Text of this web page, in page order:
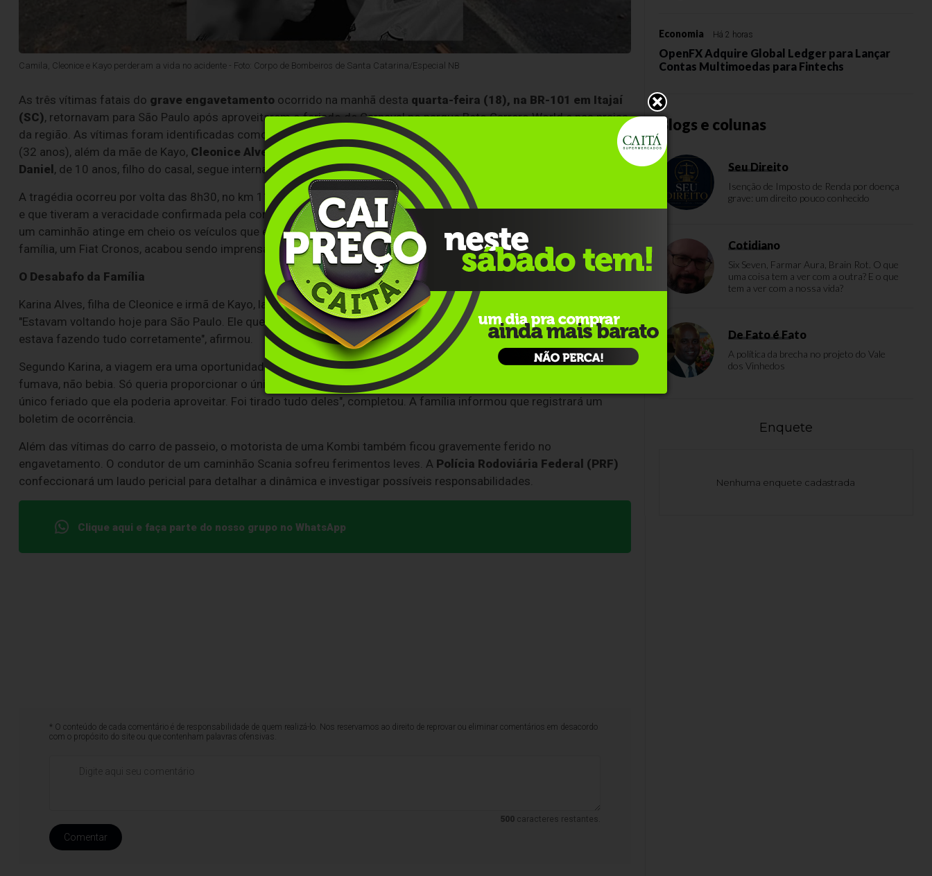
Camila, Cleonice e Kayo perderam a vida no acidente - Foto: Corpo de Bombeiros de Santa Catarina/Especial NB
As três vítimas fatais do grave engavetamento ocorrido na manhã desta quarta-feira (18), na BR-101 em Itajaí
(SC), retornavam para São Paulo após aproveitarem o feriado de Carnaval no parque Beto Carrero World e nas praias
da região. As vítimas foram identificadas como o casal
(31 anos) e
(32 anos), além da mãe de Kayo, Cleonice Alves Bernal Pedra (55 anos). A única criança do veículo, o
Daniel , de 10 anos, filho do casal, segue internada em estado grave.
A tragédia ocorreu por volta das 8h30, no km 115 da rodovia, sentido sul. Imagens que circulam nas redes sociais —
e que tiveram a veracidade confirmada pela concessionária Arteris Litoral Sul — mostram o exato momento em que
um caminhão atinge em cheio os veículos que estavam parados em uma fila de congestionamento. O carro da
família, um Fiat Cronos, acabou sendo imprensado.
O Desabafo da Família
Karina Alves, filha de Cleonice e irmã de Kayo, lamentou a perda trágica e destacou a prudência do irmão ao volante.
"Estavam voltando hoje para São Paulo. Ele queria sair cedo para chegar cedo também. Meu irmão estava parado, ele
estava fazendo tudo corretamente", afirmou.
Segundo Karina, a viagem era uma oportunidade rara de lazer para a família. "Meu irmão era uma pessoa boa. Não
fumava, não bebia. Só queria proporcionar o único momento que ele tinha com a família. E a minha mãe também, o
único feriado que ela poderia aproveitar. Foi tirado tudo deles", completou. A família informou que registrará um
boletim de ocorrência.
Além das vítimas do carro de passeio, o motorista de uma Kombi também ficou gravemente ferido no
engavetamento. O condutor de um caminhão Scania sofreu ferimentos leves. A Polícia Rodoviária Federal (PRF)
confeccionará um laudo pericial para detalhar a dinâmica e investigar possíveis responsabilidades.
Clique aqui e faça parte do nosso grupo no WhatsApp
* O conteúdo de cada comentário é de responsabilidade de quem realizá-lo. Nos reservamos ao direito de reprovar ou eliminar comentários em desacordo
com o propósito do site ou que contenham palavras ofensivas.
500caracteres restantes.
Comentar
Economia Há 2 horas
OpenFX Adquire Global Ledger para Lançar
Contas Multimoedas para Fintechs
Blogs e colunas
Seu Direito
Isenção de Imposto de Renda por doença
grave: um direito pouco conhecido
Cotidiano
Six Seven, Farmar Aura, Brain Rot. O que
uma coisa tem a ver com a outra? E o que
tem a ver com a nossa vida?
De Fato é Fato
A política da brecha no projeto do Vale
dos Vinhedos
Enquete
Nenhuma enquete cadastrada